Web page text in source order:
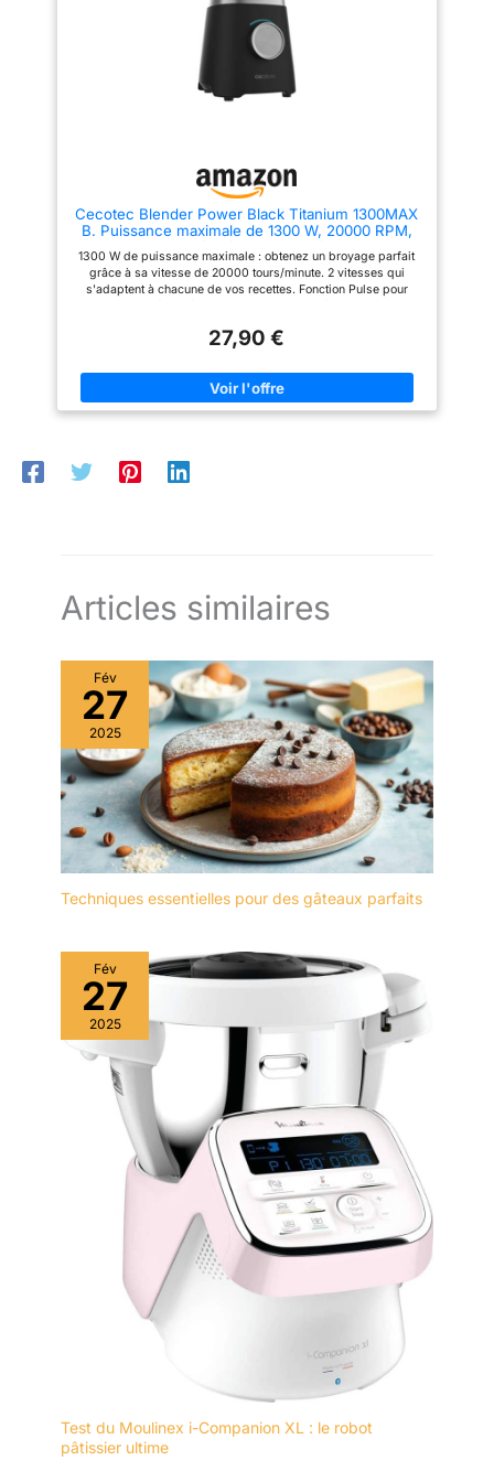
broyés.
méthodes de mixage】-
Vous pouvez choisir
d'utiliser un grand
bouteille de 1,85 litre est
adaptée à la préparation
d'aliments pour plusieurs
personnes afin de
répondre aux besoins de
toute la famille. ② La
600 ml est équipée d'une
4 lames qui peut être
placée directement sur le
panneau de commande
à écran tactile. Le mixeur
programmes préréglés
combinés à un mode
pulse et de pause
chronométré pour que
les aliments soient mixés
et mélangés
parfaitement. Le mixeur
smoothie dispose de 3
niveaux de vitesse et
d'une fonction pulse
manuelle pour répondre
affichage de l'heure pour
vous aider à saisir l'heure
【Ce
que vous aurez】- Corps
principal du blender × 1,
récipient de 1,85 L (avec
couvercle et bouchon de
couvercle) × 1, bouteille
de voyage de 600 ml × 1,
petite tête de mixage
avec lame × 1, tampon
(tige d'agitation) × 1, livre
de Recette en anglais × 1,
grâce aux 3 vitesses avec
détachables pour un nettoyage
optimal, et pièces lavables au
lave-vaisselle 3 VITESSE ET
FONCTION PULSE : Prenez le
ingrédients durs et mous
personnalisées inspirantes à
votre goût à suivre étape par
étape CONTENU DE LA BOITE :
Blender, pichet en plastique
lavable au lave-vaisselle,
Cecotec Blender Power Black Titanium 1300MAX
B. Puissance maximale de 1300 W, 20000 RPM,
Lames en titane à 4 feuilles, Carafe de 1,5 L, 2
vitesses, Fonction Pulse, Broie la glace
facilement, Noir
1300 W de puissance maximale : obtenez un broyage parfait
grâce à sa vitesse de 20000 tours/minute. 2 vitesses qui
s'adaptent à chacune de vos recettes. Fonction Pulse pour
pour toute la famille grâce à sa capacité d’1,5 L. Lame avec 4
Pilez la glace en appuyant sur un bouton.
27,90 €
Articles similaires
Fév
27
2025
Techniques essentielles pour des gâteaux parfaits
Fév
27
2025
Test du Moulinex i-Companion XL : le robot
pâtissier ultime